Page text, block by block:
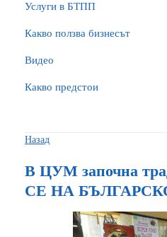
Услуги в БТПП
Какво ползва бизнесът
Видео
Какво предстои
Назад
В ЦУМ започна
СЕ НА